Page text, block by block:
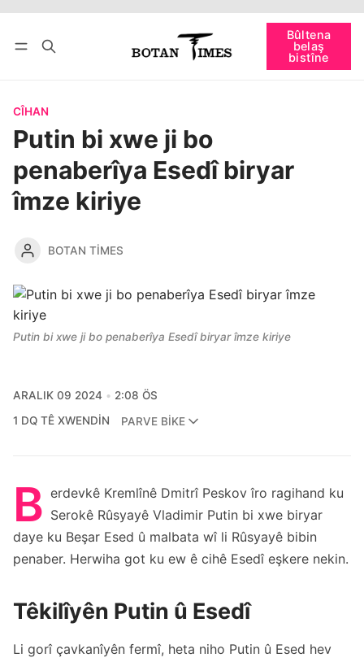
Bûltena
belaş
bistîne
bişopîne
CÎHAN
Putin bi xwe ji bo
penaberîya Esedî biryar
îmze kiriye
BOTAN TIMES
Putin bi xwe ji bo penaberîya Esedî biryar îmze kiriye
ARALIK 09 2024
2:08 ÖS
1 DQ TÊ XWENDIN
PARVE BIKE
B erdevkê Kremlînê Dmitrî Peskov îro ragihand ku
Serokê Rûsyayê Vladimir Putin bi xwe biryar
daye ku Beşar Esed û malbata wî li Rûsyayê bibin
penaber. Herwiha got ku ew ê cihê Esedî eşkere nekin.
Têkilîyên Putin û Esedî
Li gorî çavkanîyên fermî, heta niho Putin û Esed hev